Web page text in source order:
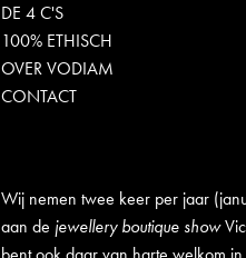
DE 4 C'S
100% ETHISCH
OVER VODIAM
CONTACT
Wij nemen twee keer per jaar
aan de jewellery boutique show